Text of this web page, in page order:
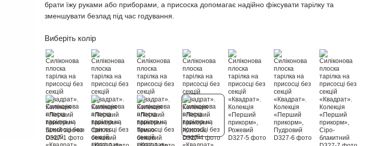
брати їжу руками або приборами, а присоска допомагає надійно фіксувати тарілку та
зменшувати безлад під час годування.
Виберіть колір